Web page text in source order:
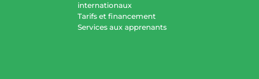
internationaux
Tarifs et financement
Services aux apprenants